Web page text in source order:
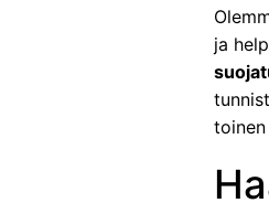
ja